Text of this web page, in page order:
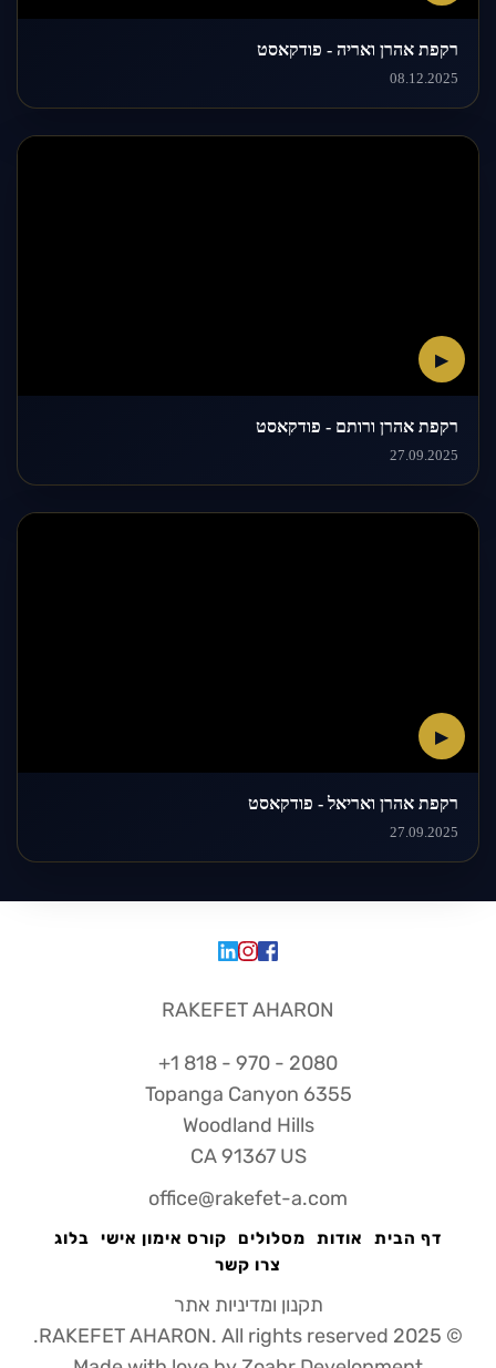
רקפת אהרן ואריה - פודקאסט
08.12.2025
▶
רקפת אהרן ורותם - פודקאסט
27.09.2025
▶
רקפת אהרן ואריאל - פודקאסט
27.09.2025
RAKEFET AHARON
2080 - 970 - 818 1+
6355 Topanga Canyon
Woodland Hills
CA 91367 US
office@rakefet-a.com
דף הבית אודות מסלולים קורס אימון אישי
בלוג
צרו קשר
תקנון ומדיניות אתר
© 2025 RAKEFET AHARON. All rights reserved.